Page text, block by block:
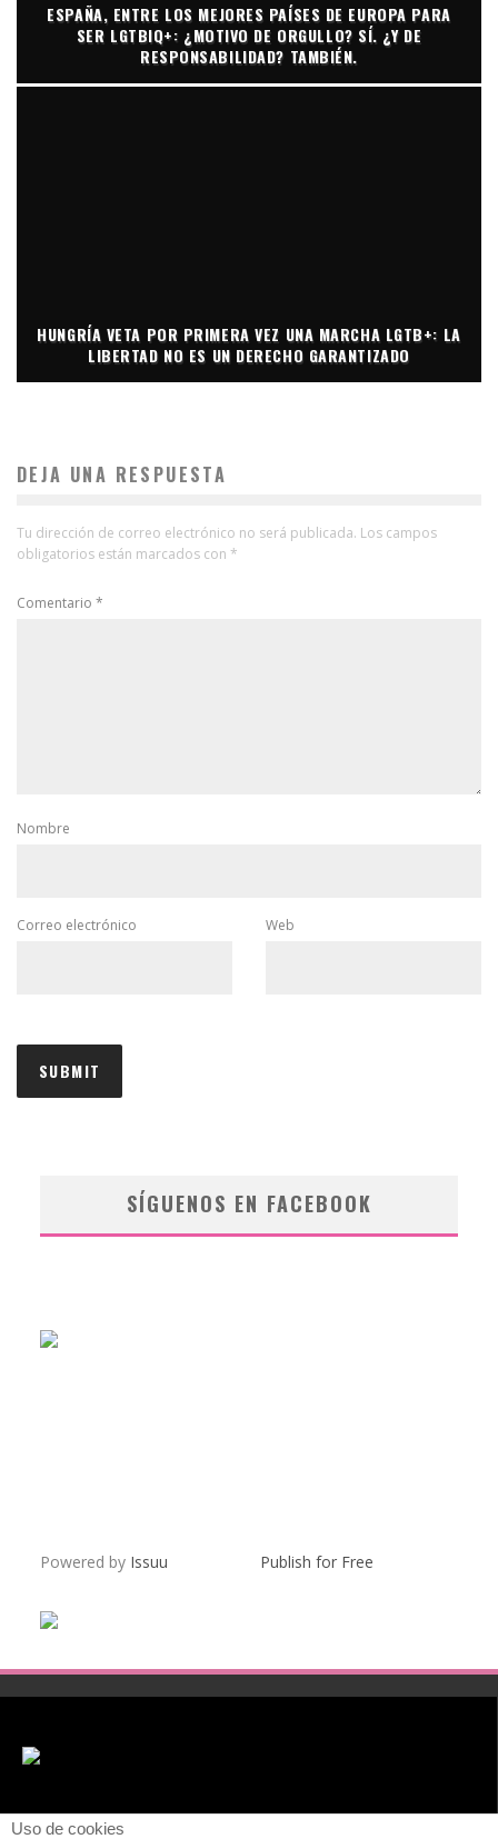
ESPAÑA, ENTRE LOS MEJORES PAÍSES DE EUROPA PARA
SER LGTBIQ+: ¿MOTIVO DE ORGULLO? SÍ. ¿Y DE
RESPONSABILIDAD? TAMBIÉN.
HUNGRÍA VETA POR PRIMERA VEZ UNA MARCHA LGTB+: LA
LIBERTAD NO ES UN DERECHO GARANTIZADO
DEJA UNA RESPUESTA
Tu dirección de correo electrónico no será publicada. Los campos
obligatorios están marcados con *
Comentario *
Nombre
Correo electrónico Web
SÍGUENOS EN FACEBOOK
Powered by Issuu Publish for Free
Uso de cookies